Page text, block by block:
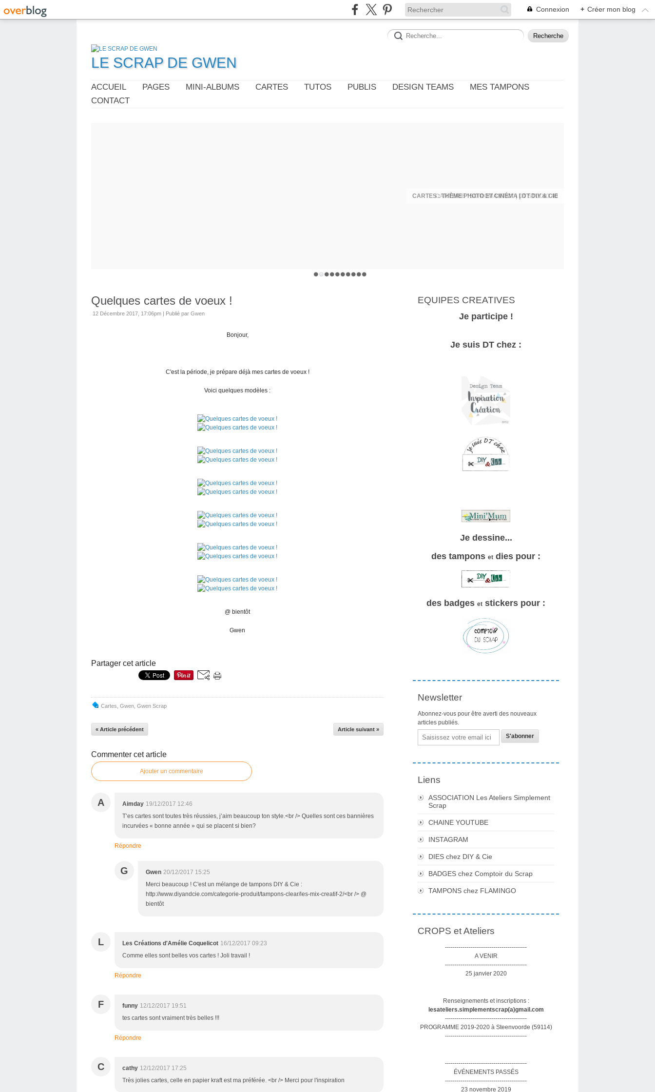
Connexion + Créer mon blog
LE SCRAP DE GWEN
ACCUEIL PAGES MINI-ALBUMS CARTES TUTOS PUBLIS DESIGN TEAMS
MES TAMPONS
CONTACT
CARTES : THÈME PHOTO ET CINÉMA | DT DIY & CIE
Quelques cartes de voeux !
12 Décembre 2017, 17:06pm | Publié par Gwen
Bonjour,
C'est la période, je prépare déjà mes cartes de voeux !
Voici quelques modèles :
@ bientôt
Gwen
Partager cet article
Cartes Gwen Gwen Scrap
« Article précédent Article suivant »
Commenter cet article
Ajouter un commentaire
A Aimday 19/12/2017 12:46
T’es cartes sont toutes très réussies, j’aim beaucoup ton style.<br /> Quelles sont ces bannières
incurvées « bonne année » qui se placent si bien?
Répondre
G Gwen 20/12/2017 15:25
Merci beaucoup ! C'est un mélange de tampons DIY & Cie :
http://www.diyandcie.com/categorie-produit/tampons-clear/les-mix-creatif-2/<br /> @
bientôt
L Les Créations d'Amélie Coquelicot 16/12/2017 09:23
Comme elles sont belles vos cartes ! Joli travail !
Répondre
F funny 12/12/2017 19:51
tes cartes sont vraiment très belles !!!
Répondre
C cathy 12/12/2017 17:25
Très jolies cartes, celle en papier kraft est ma préférée. <br /> Merci pour l'inspiration
EQUIPES CREATIVES
Je participe !
Je suis DT chez :
Je dessine...
des tampons et dies pour :
des badges et stickers pour :
Newsletter
Abonnez-vous pour être averti des nouveaux
articles publiés.
Email
Liens
ASSOCIATION Les Ateliers Simplement
Scrap
CHAINE YOUTUBE
INSTAGRAM
DIES chez DIY & Cie
BADGES chez Comptoir du Scrap
TAMPONS chez FLAMINGO
CROPS et Ateliers
------------------------------------------
A VENIR
------------------------------------------
25 janvier 2020
Renseignements et inscriptions :
lesateliers.simplementscrap(a)gmail.com
------------------------------------------
PROGRAMME 2019-2020 à Steenvoorde (59114)
------------------------------------------
------------------------------------------
ÉVÉNEMENTS PASSÉS
------------------------------------------
23 novembre 2019